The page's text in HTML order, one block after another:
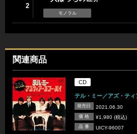
2
モノラル
関連商品
CD
テル・ミー／アズ・テ
発売日 2021.06.30
価 格 ¥1,980 (税込)
品 番 UICY-96007